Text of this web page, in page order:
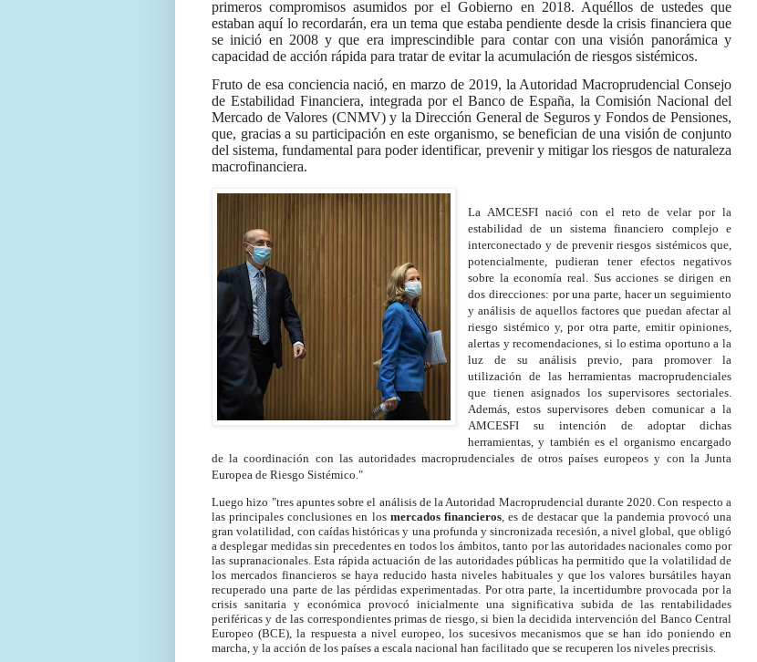
primeros compromisos asumidos por el Gobierno en 2018. Aquéllos de ustedes que
estaban aquí lo recordarán, era un tema que estaba pendiente desde la crisis financiera que
se inició en 2008 y que era imprescindible para contar con una visión panorámica y
capacidad de acción rápida para tratar de evitar la acumulación de riesgos sistémicos.
Fruto de esa conciencia nació, en marzo de 2019, la Autoridad Macroprudencial Consejo
de Estabilidad Financiera, integrada por el Banco de España, la Comisión Nacional del
Mercado de Valores (CNMV) y la Dirección General de Seguros y Fondos de Pensiones,
que, gracias a su participación en este organismo, se benefician de una visión de conjunto
del sistema, fundamental para poder identificar, prevenir y mitigar los riesgos de naturaleza
macrofinanciera.
La AMCESFI nació con el reto de velar por la
estabilidad de un sistema financiero complejo e
interconectado y de prevenir riesgos sistémicos que,
potencialmente, pudieran tener efectos negativos
sobre la economía real. Sus acciones se dirigen en
dos direcciones: por una parte, hacer un seguimiento
y análisis de aquellos factores que puedan afectar al
riesgo sistémico y, por otra parte, emitir opiniones,
alertas y recomendaciones, si lo estima oportuno a la
luz de su análisis previo, para promover la
utilización de las herramientas macroprudenciales
que tienen asignados los supervisores sectoriales.
Además, estos supervisores deben comunicar a la
AMCESFI su intención de adoptar dichas
herramientas, y también es el organismo encargado
de la coordinación con las autoridades macroprudenciales de otros países europeos y con la Junta
Europea de Riesgo Sistémico."
Luego hizo "tres apuntes sobre el análisis de la Autoridad Macroprudencial durante 2020. Con respecto a
las principales conclusiones en los mercados financieros, es de destacar que la pandemia provocó una
gran volatilidad, con caídas históricas y una profunda y sincronizada recesión, a nivel global, que obligó
a desplegar medidas sin precedentes en todos los ámbitos, tanto por las autoridades nacionales como por
las supranacionales. Esta rápida actuación de las autoridades públicas ha permitido que la volatilidad de
los mercados financieros se haya reducido hasta niveles habituales y que los valores bursátiles hayan
recuperado una parte de las pérdidas experimentadas. Por otra parte, la incertidumbre provocada por la
crisis sanitaria y económica provocó inicialmente una significativa subida de las rentabilidades
periféricas y de las correspondientes primas de riesgo, si bien la decidida intervención del Banco Central
Europeo (BCE), la respuesta a nivel europeo, los sucesivos mecanismos que se han ido poniendo en
marcha, y la acción de los países a escala nacional han facilitado que se recuperen los niveles precrisis.